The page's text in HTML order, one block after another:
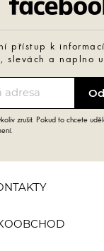
přístup k
slevách a naplno
zrušit. Pokud to chcete